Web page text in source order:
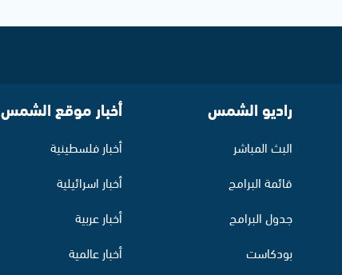
راديو الشمس
البث المباشر
قائمة البرامج
جدول البرامج
بودكاست
أخبار موقع الشمس
أخبار فلسطينية
أخبار اسرائيلية
أخبار عربية
أخبار عالمية